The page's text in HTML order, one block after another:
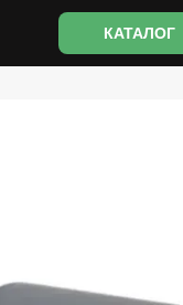
КАТАЛОГ